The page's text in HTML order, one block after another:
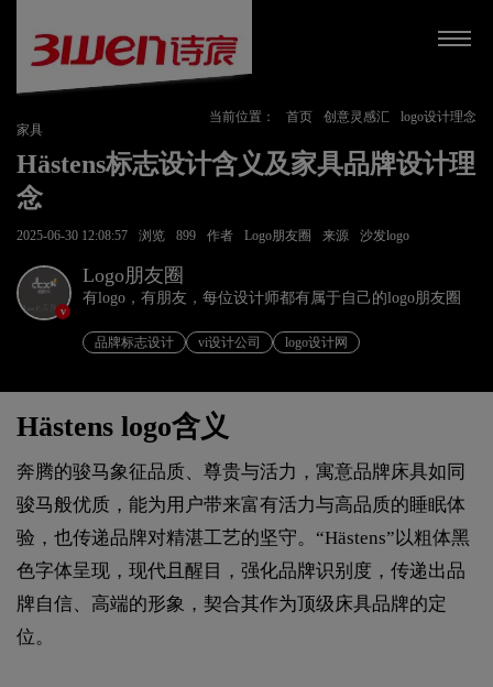
当前位置： 首页 创意灵感汇
logo设计理念
家具
Hästens标志设计含义及家具品牌设计理
念
2025-06-30 12:08:57 浏览 899 作者 Logo朋友圈 来源 沙发logo
v
Logo朋友圈
有logo，有朋友，每位设计师都有属于自己的logo朋友圈
品牌标志设计 vi设计公司 logo设计网
Hästens logo含义
奔腾的骏马象征品质、尊贵与活力，寓意品牌床具如同
骏马般优质，能为用户带来富有活力与高品质的睡眠体
验，也传递品牌对精湛工艺的坚守。“Hästens”以粗体黑
色字体呈现，现代且醒目，强化品牌识别度，传递出品
牌自信、高端的形象，契合其作为顶级床具品牌的定
位。